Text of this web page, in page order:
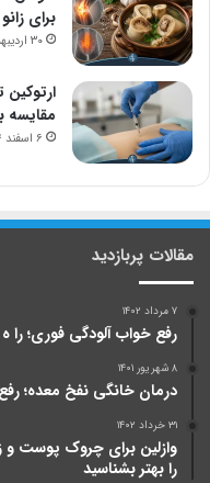
برای
۳۰ اردیبهشت ۱۴۰۵
مقایسه
۶ اسفند ۱۴۰۴
مقالات پربازدید
۷ مرداد ۱۴۰۲
رفع خواب آلودگی فوری؛ را
۸ شهریور ۱۴۰۱
درمان خانگی نفخ معده؛
۳۱ خرداد ۱۴۰۲
وازلین برای چروک پوست و
را بهتر بشناسید